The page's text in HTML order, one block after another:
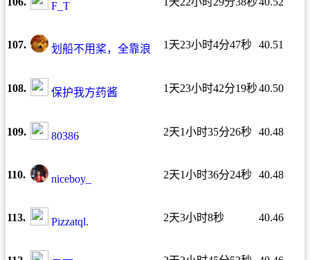
F_T
107. 划船不用桨，全靠浪 1天23小时4分47秒 40.51
108. 保护我方药酱 1天23小时42分19秒40.50
109. 80386 2天1小时35分26秒 40.48
110. niceboy_ 2天1小时36分24秒 40.48
113. Pizzatql. 2天3小时8秒 40.46